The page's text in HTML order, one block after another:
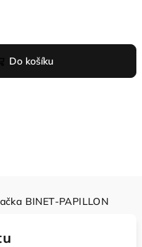
Do košíku
BINET-PAPILLON